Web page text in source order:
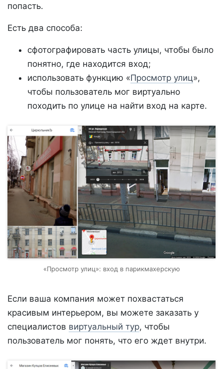
попасть.
Есть два способа:
сфотографировать часть улицы, чтобы было
понятно, где находится вход;
использовать функцию «Просмотр улиц»,
чтобы пользователь мог виртуально
походить по улице на найти вход на карте.
«Просмотр улиц»: вход в парикмахерскую
Если ваша компания может похвастаться
красивым интерьером, вы можете заказать у
специалистов виртуальный тур, чтобы
пользователь мог понять, что его ждет внутри.